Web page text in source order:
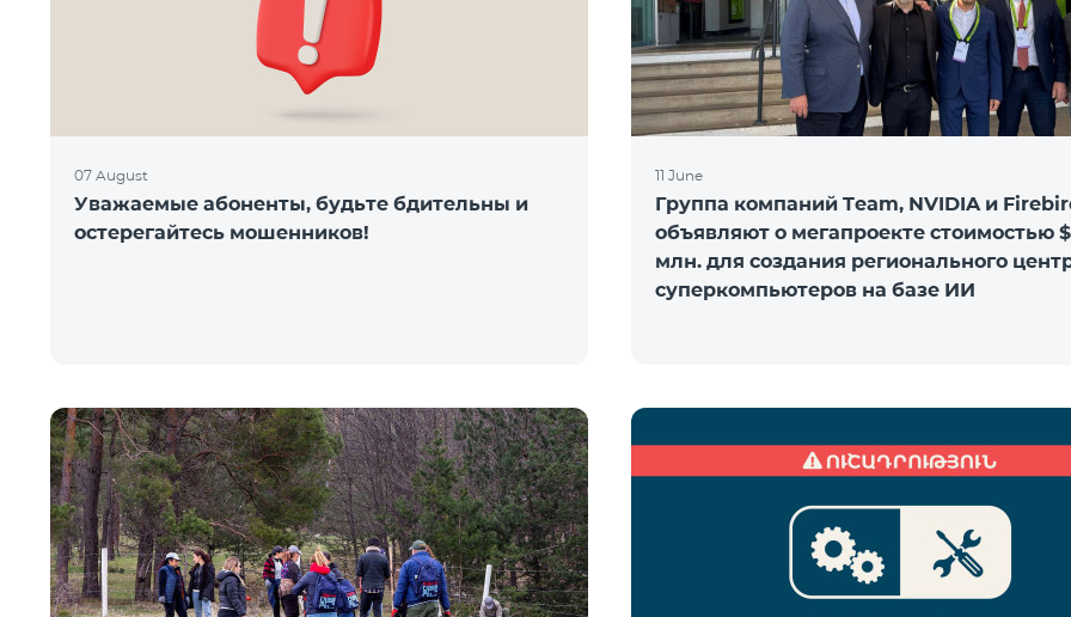
07 August
Уважаемые абоненты, будьте бдительны и
остерегайтесь мошенников!
11 June
Группа компаний Team, NVIDIA и
объявляют о мегапроекте стоимостью
млн. для создания регионального
суперкомпьютеров на базе ИИ